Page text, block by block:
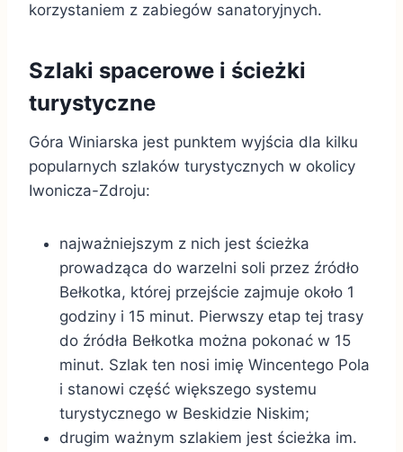
korzystaniem z zabiegów sanatoryjnych.
Szlaki spacerowe i ścieżki
turystyczne
Góra Winiarska jest punktem wyjścia dla kilku
popularnych szlaków turystycznych w okolicy
Iwonicza-Zdroju:
najważniejszym z nich jest ścieżka
prowadząca do warzelni soli przez źródło
Bełkotka, której przejście zajmuje około 1
godziny i 15 minut. Pierwszy etap tej trasy
do źródła Bełkotka można pokonać w 15
minut. Szlak ten nosi imię Wincentego Pola
i stanowi część większego systemu
turystycznego w Beskidzie Niskim;
drugim ważnym szlakiem jest ścieżka im.